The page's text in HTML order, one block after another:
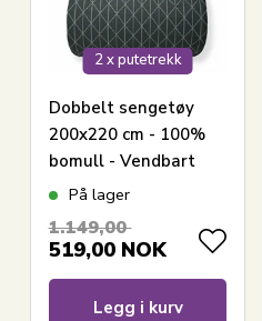
2 x putetrekk
Dobbelt sengetøy
200x220 cm - 100%
bomull - Vendbart
med grønt harlequin-
På lager
1.149,00
519,00 NOK
Legg i kurv